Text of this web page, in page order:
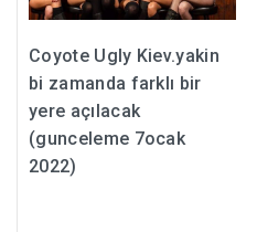
Coyote Ugly Kiev.yakin
bi zamanda farklı bir
yere açılacak
(gunceleme 7ocak
2022)